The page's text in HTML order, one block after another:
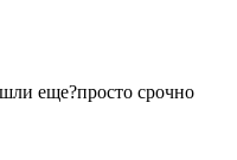
еще?просто срочно